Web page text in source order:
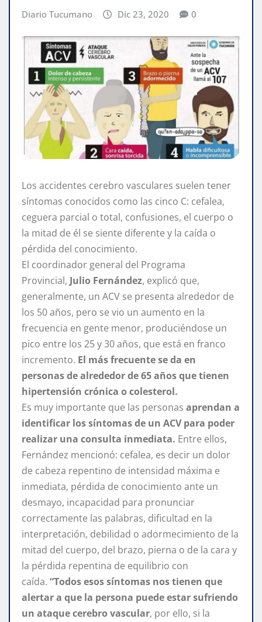
Diario Tucumano Dic 23, 2020 0
Los accidentes cerebro vasculares suelen tener
síntomas conocidos como las cinco C: cefalea,
ceguera parcial o total, confusiones, el cuerpo o
la mitad de él se siente diferente y la caída o
pérdida del conocimiento.
El coordinador general del Programa
Provincial, Julio Fernández, explicó que,
generalmente, un ACV se presenta alrededor de
los 50 años, pero se vio un aumento en la
frecuencia en gente menor, produciéndose un
pico entre los 25 y 30 años, que está en franco
incremento. El más frecuente se da en
personas de alrededor de 65 años que tienen
hipertensión crónica o colesterol.
Es muy importante que las personas aprendan a
identificar los síntomas de un ACV para poder
realizar una consulta inmediata. Entre ellos,
Fernández mencionó: cefalea, es decir un dolor
de cabeza repentino de intensidad máxima e
inmediata, pérdida de conocimiento ante un
desmayo, incapacidad para pronunciar
correctamente las palabras, dificultad en la
interpretación, debilidad o adormecimiento de la
mitad del cuerpo, del brazo, pierna o de la cara y
la pérdida repentina de equilibrio con
caída. “Todos esos síntomas nos tienen que
alertar a que la persona puede estar sufriendo
un ataque cerebro vascular, por ello, si la